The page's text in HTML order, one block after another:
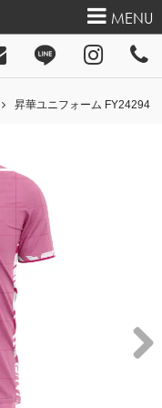
MENU
昇華ユニフォーム FY24294